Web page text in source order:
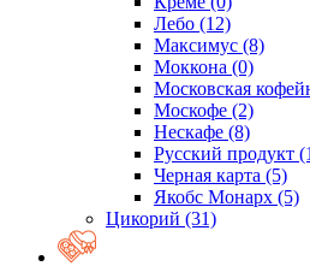
Лебо (12)
Максимус (8)
Моккона (0)
Московская
Москофе (2)
Нескафе (8)
Русский продукт
Черная карта (5)
Якобс Монарх (5)
Цикорий (31)